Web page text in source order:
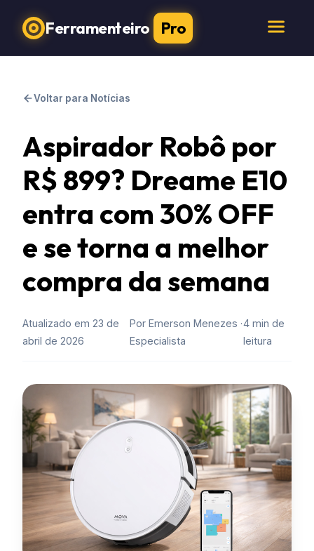
Ferramenteiro Pro
Voltar para Notícias
Aspirador Robô por
R$ 899? Dreame E10
entra com 30% OFF
e se torna a melhor
compra da semana
Atualizado em 23 de
abril de 2026
Por Emerson Menezes ·
Especialista
4 min de
leitura